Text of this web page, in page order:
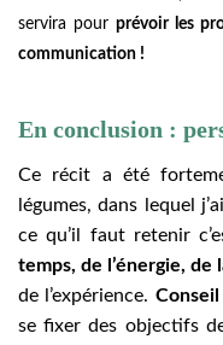
servira pour prévoir les
communication !
En conclusion :
Ce récit a été
légumes, dans lequel
ce qu’il faut retenir
temps, de l’énergie,
de l’expérience. Conseil
se fixer des objectifs